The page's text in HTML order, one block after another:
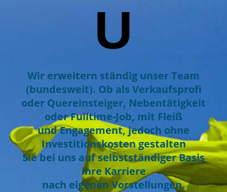
U
Wir erweitern ständig unser Team
(bundesweit). Ob als Verkaufsprofi
oder Quereinsteiger, Nebentätigkeit
oder Fulltime-Job, mit Fleiß
und Engagement, jedoch ohne
Investitionskosten gestalten
Sie bei uns auf selbstständiger Basis
ihre Karriere
nach eigenen Vorstellungen.